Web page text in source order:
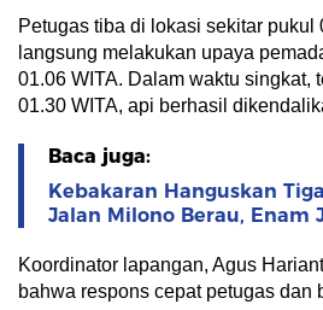
Petugas tiba di lokasi sekitar pukul
langsung melakukan upaya
01.06 WITA. Dalam waktu singkat,
01.30 WITA, api berhasil
Baca juga:
Kebakaran Hanguskan
Jalan Milono Berau, Enam
Koordinator lapangan, Agus
bahwa respons cepat petugas dan